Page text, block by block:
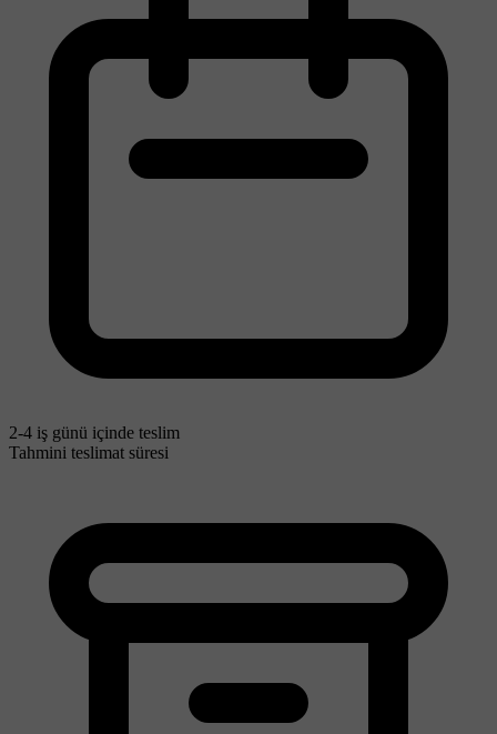
2-4 iş günü içinde teslim
Tahmini teslimat süresi